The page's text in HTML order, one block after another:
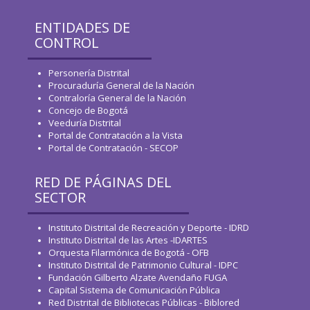
ENTIDADES DE
CONTROL
Personería Distrital
Procuraduría General de la Nación
Contraloría General de la Nación
Concejo de Bogotá
Veeduría Distrital
Portal de Contratación a la Vista
Portal de Contratación - SECOP
RED DE PÁGINAS DEL
SECTOR
Instituto Distrital de Recreación y Deporte - IDRD
Instituto Distrital de las Artes -IDARTES
Orquesta Filarmónica de Bogotá - OFB
Instituto Distrital de Patrimonio Cultural - IDPC
Fundación Gilberto Alzate Avendaño FUGA
Capital Sistema de Comunicación Pública
Red Distrital de Bibliotecas Públicas - Biblored